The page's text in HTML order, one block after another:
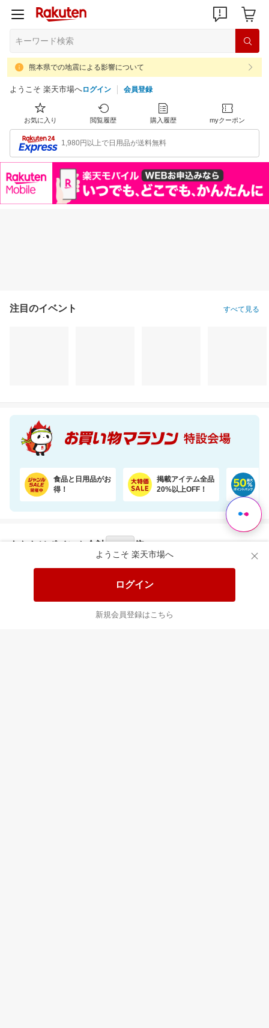
熊本県での地震による影響について
ようこそ 楽天市場へログイン 会員登録
お気に入り 閲覧履歴 購入履歴 myクーポン
1,980円以上で日用品が送料無料
ようこそ 楽天市場へ
ログイン
新規会員登録はこちら
注目のイベント すべて見る
食品と日用品がお
得！
掲載アイテム全品
20%以上OFF！
あなたはポイント 合計 倍